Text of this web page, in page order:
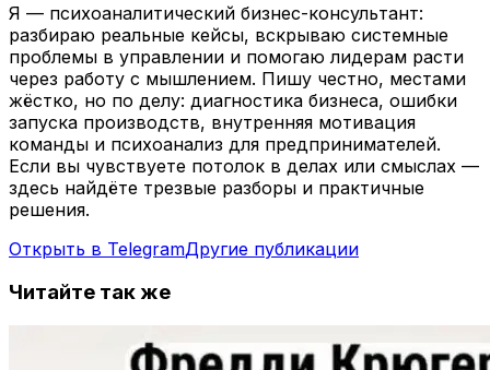
Я — психоаналитический бизнес-консультант:
разбираю реальные кейсы, вскрываю системные
проблемы в управлении и помогаю лидерам расти
через работу с мышлением. Пишу честно, местами
жёстко, но по делу: диагностика бизнеса, ошибки
запуска производств, внутренняя мотивация
команды и психоанализ для предпринимателей.
Если вы чувствуете потолок в делах или смыслах —
здесь найдёте трезвые разборы и практичные
решения.
Открыть в TelegramДругие публикации
Читайте так же